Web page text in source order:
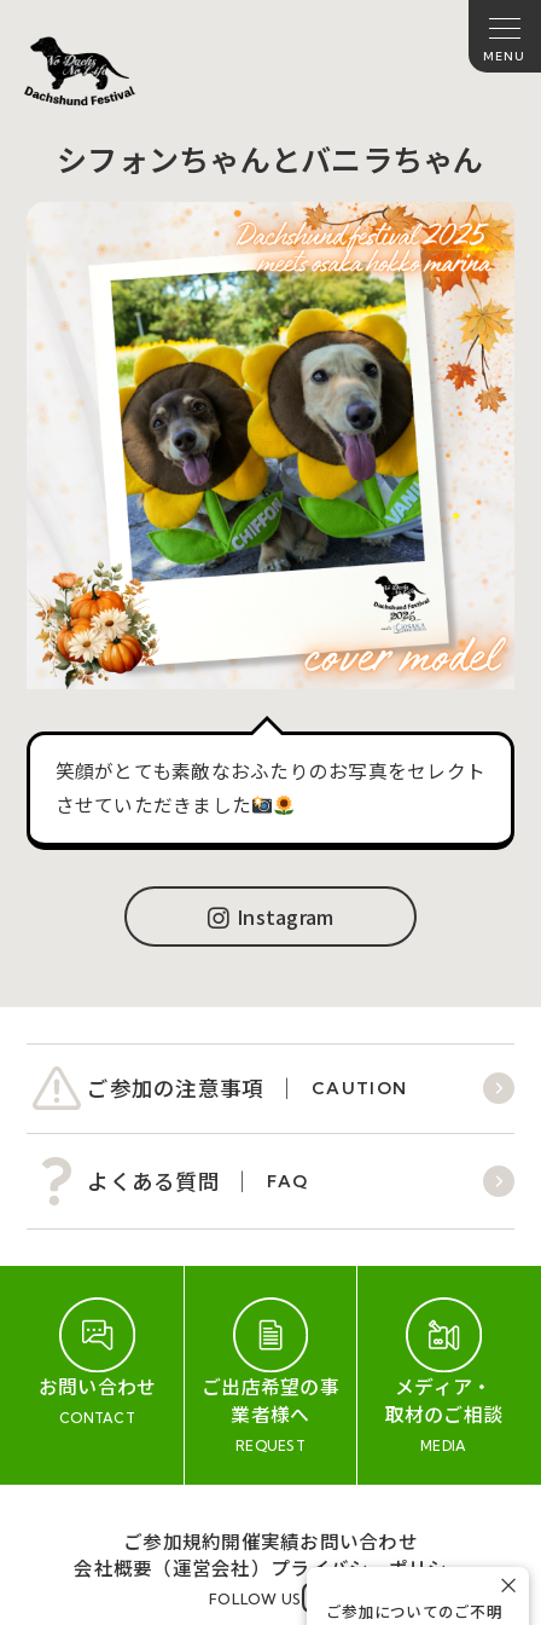
シフォンちゃんとバニラちゃん
笑顔がとても素敵なおふたりのお写真をセレクト
させていただきました
Instagram
ご参加の注意事項 CAUTION
よくある質問 FAQ
お問い合わせ
CONTACT
ご出店希望の事
業者様へ
REQUEST
メディア・
取材のご相談
MEDIA
ご参加規約開催実績お問い合わせ
会社概要（運営会社） プライバシーポリシー
FOLLOW US
ご参加についてのご不明
×